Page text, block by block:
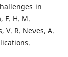
in
F. H. M.
V. R. Neves, A.